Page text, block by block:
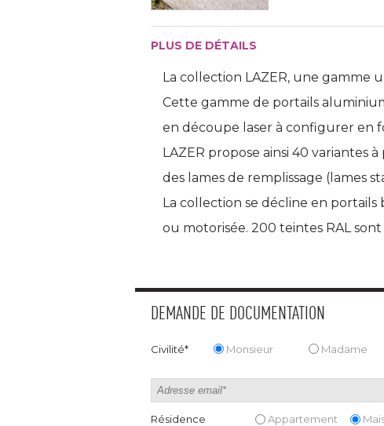
PLUS DE DÉTAILS
La collection LAZER, une gamme
Cette gamme de portails
en découpe laser à configurer en
LAZER propose ainsi 40 variantes
des lames de remplissage (lames
La collection se décline en
ou motorisée. 200 teintes RAL sont
DEMANDE DE DOCUMENTATION
Civilité* Monsieur Madame
Résidence
Appartement